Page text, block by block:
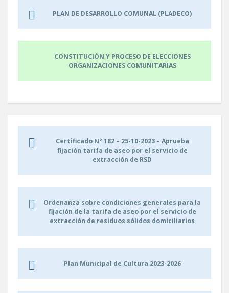
PLAN DE DESARROLLO COMUNAL (PLADECO)
CONSTITUCIÓN Y PROCESO DE ELECCIONES
ORGANIZACIONES COMUNITARIAS
Certificado N° 182 – 25-10-2023 – Aprueba
fijación tarifa de aseo por el servicio de
extracción de RSD
Ordenanza sobre condiciones generales para la
fijación de la tarifa de aseo por el servicio de
extracción de residuos sólidos domiciliarios
Plan Municipal de Cultura 2023-2026